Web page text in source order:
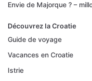
Envie de Majorque ? –
Découvrez la Croatie
Guide de voyage
Vacances en Croatie
Istrie